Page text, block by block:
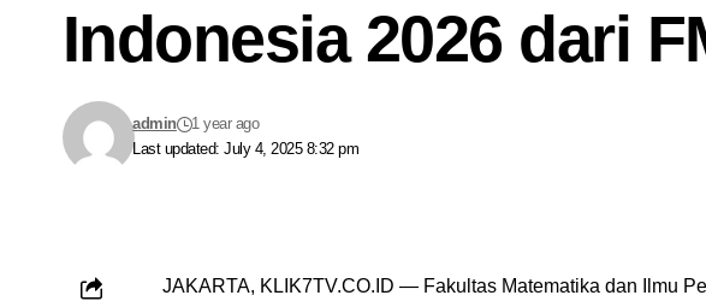
Indonesia 2026 dari
Last updated: July 4, 2025 8:32 pm
admin 1 year ago
JAKARTA, KLIK7TV.CO.ID — Fakultas Matematika dan Ilmu